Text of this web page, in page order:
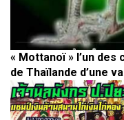
« Mottanoï » l’un des
de Thaïlande d’une